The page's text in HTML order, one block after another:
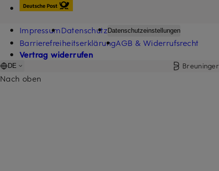
ImpressumDatenschutz Datenschutzeinstellungen
BarrierefreiheitserklärungAGB & Widerrufsrecht
Vertrag widerrufen
DE Breuninger
Nach oben